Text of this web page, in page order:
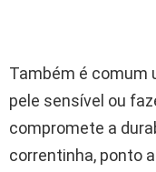
Também é comum
pele sensível ou
compromete a
correntinha, ponto